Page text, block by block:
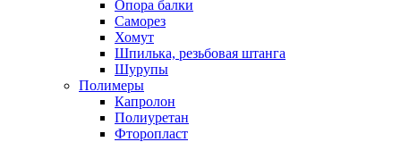
Опора балки
Саморез
Хомут
Шпилька, резьбовая штанга
Шурупы
Полимеры
Капролон
Полиуретан
Фторопласт